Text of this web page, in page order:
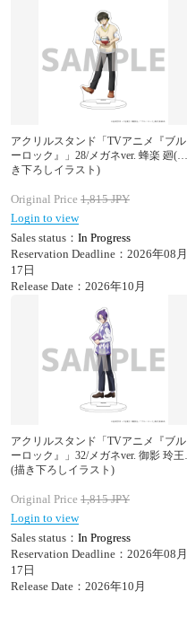
アクリルスタンド「TVアニメ『ブル
ーロック』」28/メガネver. 蜂楽 廻(描
き下ろしイラスト)
Original Price 1,815JPY
Login to view
Sales status： In Progress
Reservation Deadline：2026年08月
17日
Release Date：2026年10月
アクリルスタンド「TVアニメ『ブル
ーロック』」32/メガネver. 御影 玲王
(描き下ろしイラスト)
Original Price 1,815JPY
Login to view
Sales status： In Progress
Reservation Deadline：2026年08月
17日
Release Date：2026年10月